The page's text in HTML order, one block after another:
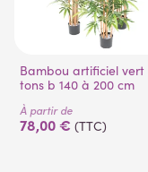
Bambou artificiel vert 2
tons b 140 à 200 cm
À partir de
78,00 € (TTC)